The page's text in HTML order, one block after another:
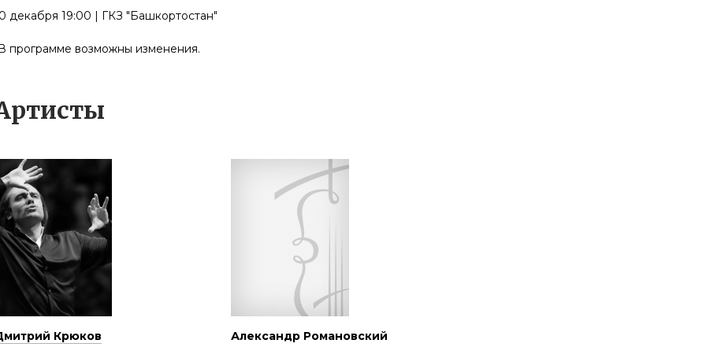
декабря 19:00 | ГКЗ "Башкортостан"
программе возможны изменения.
Крюков Александр Романовский